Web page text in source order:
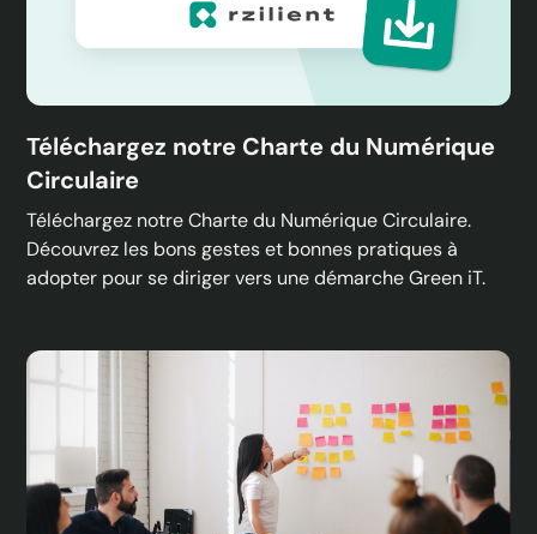
Téléchargez notre Charte du Numérique
Circulaire
Téléchargez notre Charte du Numérique Circulaire.
Découvrez les bons gestes et bonnes pratiques à
adopter pour se diriger vers une démarche Green iT.